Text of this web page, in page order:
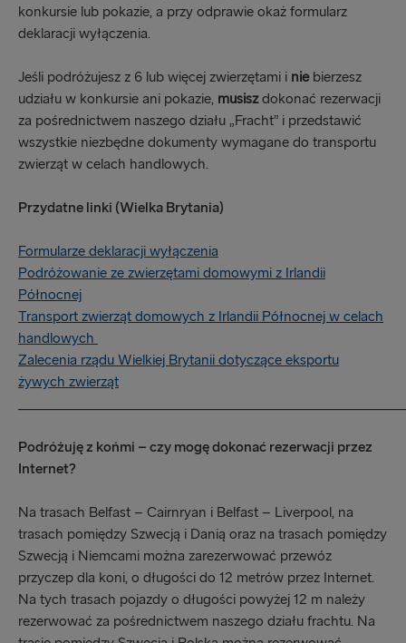
konkursie lub pokazie, a przy odprawie okaż formularz
deklaracji wyłączenia.
Jeśli podróżujesz z 6 lub więcej zwierzętami i niebierzesz
udziału w konkursie ani pokazie, musiszdokonać rezerwacji
za pośrednictwem naszego działu „Fracht” i przedstawić
wszystkie niezbędne dokumenty wymagane do transportu
zwierząt w celach handlowych.
Przydatne linki (Wielka Brytania)
Formularze deklaracji wyłączenia
Podróżowanie ze zwierzętami domowymi z Irlandii
Północnej
Transport zwierząt domowych z Irlandii Północnej w celach
handlowych
Zalecenia rządu Wielkiej Brytanii dotyczące eksportu
żywych zwierząt
Podróżuję z końmi – czy mogę dokonać rezerwacji przez
Internet?
Na trasach Belfast – Cairnryan i Belfast – Liverpool, na
trasach pomiędzy Szwecją i Danią oraz na trasach pomiędzy
Szwecją i Niemcami można zarezerwować przewóz
przyczep dla koni, o długości do 12 metrów przez Internet.
Na tych trasach pojazdy o długości powyżej 12 m należy
rezerwować za pośrednictwem naszego działu frachtu. Na